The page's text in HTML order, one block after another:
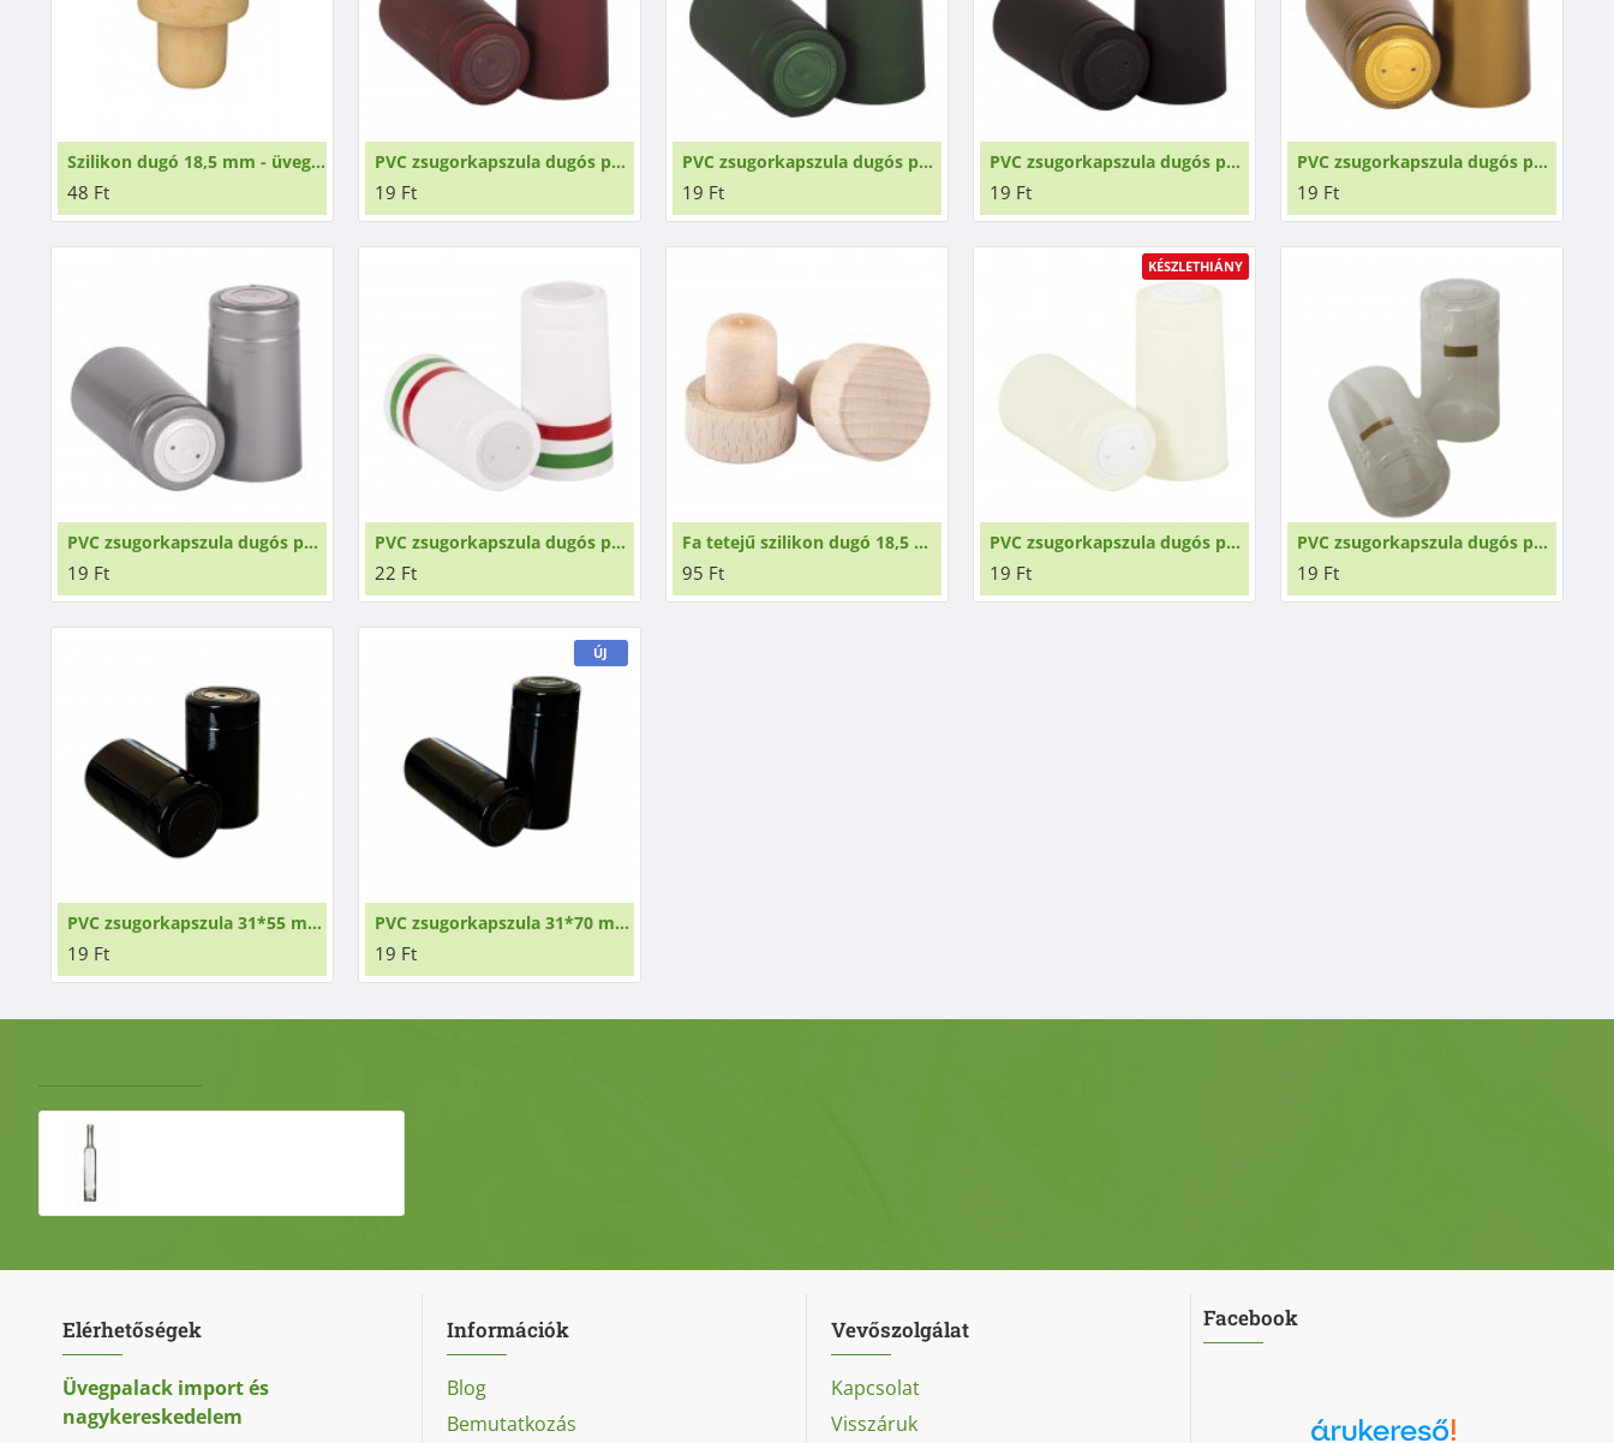
Szilikon dugó 18,5 mm - üvegpalackokhoz
48 Ft
PVC zsugorkapszula dugós palackokhoz bordó
19 Ft
PVC zsugorkapszula dugós palackokhoz zöld
19 Ft
PVC zsugorkapszula dugós palackokhoz fekete
19 Ft
PVC zsugorkapszula dugós palackokhoz arany
19 Ft
PVC zsugorkapszula dugós palackokhoz ezüst
19 Ft
PVC zsugorkapszula dugós palackokhoz nemzeti
22 Ft
Fa tetejű szilikon dugó 18,5 mm - üvegpalackokhoz
95 Ft
KÉSZLETHIÁNY
PVC zsugorkapszula dugós palackokhoz krém
19 Ft
PVC zsugorkapszula dugós palackokhoz átlátszó
19 Ft
PVC zsugorkapszula 31*55 mm fekete
19 Ft
ÚJ
PVC zsugorkapszula 31*70 mm fekete
19 Ft
Elérhetőségek
Üvegpalack import és
nagykereskedelem
Információk
Blog
Bemutatkozás
Vevőszolgálat
Kapcsolat
Visszáruk
Facebook